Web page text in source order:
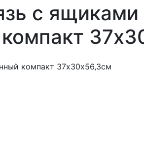
с ящиками
компакт 37х30х56,3см